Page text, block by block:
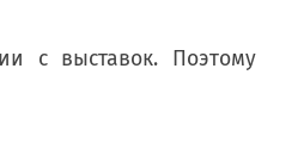
с выставок. Поэтому